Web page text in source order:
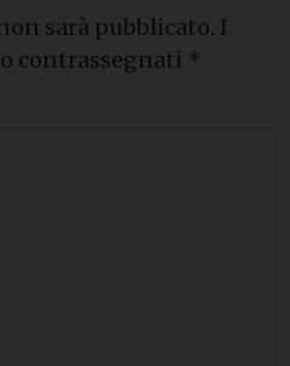
sarà pubblicato. I
contrassegnati *